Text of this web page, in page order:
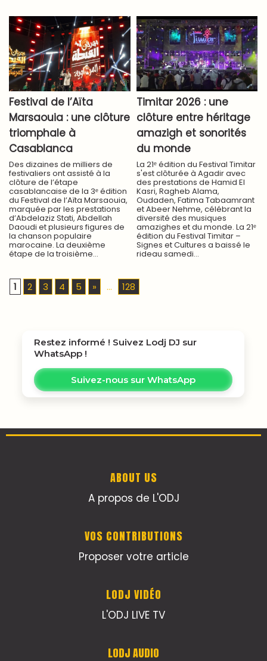
Festival de l’Aïta
Marsaouia : une clôture
triomphale à
Casablanca
Des dizaines de milliers de
festivaliers ont assisté à la
clôture de l’étape
casablancaise de la 3ᵉ édition
du Festival de l’Aïta Marsaouia,
marquée par les prestations
d’Abdelaziz Stati, Abdellah
Daoudi et plusieurs figures de
la chanson populaire
marocaine. La deuxième
étape de la troisième...
Timitar 2026 : une
clôture entre héritage
amazigh et sonorités
du monde
La 21ᵉ édition du Festival Timitar
s'est clôturée à Agadir avec
des prestations de Hamid El
Kasri, Ragheb Alama,
Oudaden, Fatima Tabaamrant
et Abeer Nehme, célébrant la
diversité des musiques
amazighes et du monde. La 21ᵉ
édition du Festival Timitar –
Signes et Cultures a baissé le
rideau samedi...
1 2 3 4 5 » ... 128
Restez informé ! Suivez Lodj DJ sur
WhatsApp !
Suivez-nous sur WhatsApp
ABOUT US
A propos de L'ODJ
VOS CONTRIBUTIONS
Proposer votre article
LODJ VIDÉO
L'ODJ LIVE TV
LODJ AUDIO